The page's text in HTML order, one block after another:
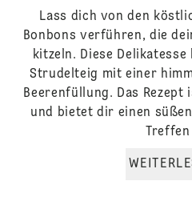
Lass dich von den
Bonbons verführen, die
kitzeln. Diese
Strudelteig mit einer
Beerenfüllung. Das
und bietet dir einen